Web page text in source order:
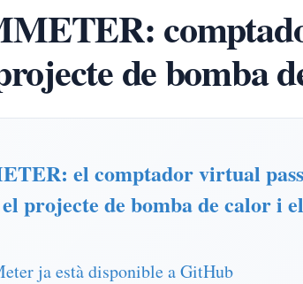
de bomba
el comptador virtual
projecte de bomba de calor i
ja està disponible a GitHub